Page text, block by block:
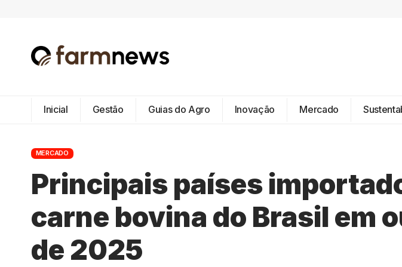
Inicial Gestão Guias do Agro Inovação Mercado
MERCADO
Principais países
carne bovina do Brasil em
de 2025